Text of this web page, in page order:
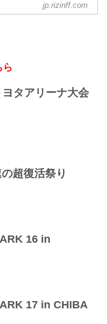
ス（LOSE）
裕
郎 vs. 斎藤裕（LOSE）
の記事一覧 - 格
ィング フェデレーショ
jp.rizinff.com
ヨタアリーナ大会
超復活祭り
16 in
17 in CHIBA